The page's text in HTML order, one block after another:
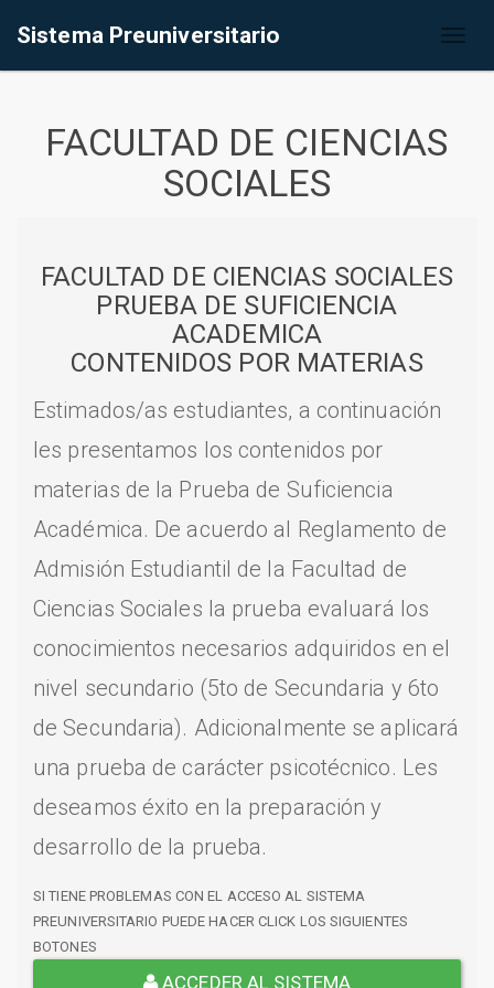
Sistema Preuniversitario
FACULTAD DE CIENCIAS
SOCIALES
FACULTAD DE CIENCIAS SOCIALES
PRUEBA DE SUFICIENCIA
ACADEMICA
CONTENIDOS POR MATERIAS
Estimados/as estudiantes, a continuación
les presentamos los contenidos por
materias de la Prueba de Suficiencia
Académica. De acuerdo al Reglamento de
Admisión Estudiantil de la Facultad de
Ciencias Sociales la prueba evaluará los
conocimientos necesarios adquiridos en el
nivel secundario (5to de Secundaria y 6to
de Secundaria). Adicionalmente se aplicará
una prueba de carácter psicotécnico. Les
deseamos éxito en la preparación y
desarrollo de la prueba.
SI TIENE PROBLEMAS CON EL ACCESO AL SISTEMA
PREUNIVERSITARIO PUEDE HACER CLICK LOS SIGUIENTES
BOTONES
ACCEDER AL SISTEMA